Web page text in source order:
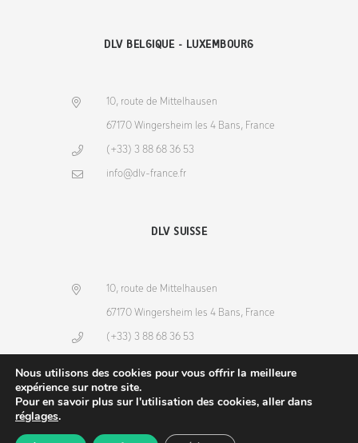
DLV BELGIQUE - LUXEMBOURG
10, route de Mittelhausen
67170 Wingersheim les 4 Bans, France
(+33) 3 88 68 36 53
info@dlv-france.fr
DLV SUISSE
10, route de Mittelhausen
67170 Wingersheim les 4 Bans, France
(+33) 3 88 68 36 53
Nous utilisons des cookies pour vous offrir la meilleure
expérience sur notre site.
Pour en savoir plus sur l'utilisation des cookies, aller dans
réglages.